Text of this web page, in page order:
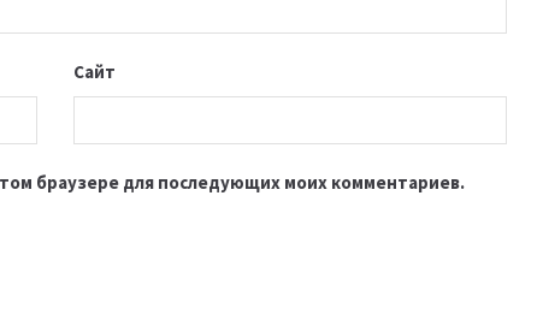
Сайт
браузере для последующих моих комментариев.